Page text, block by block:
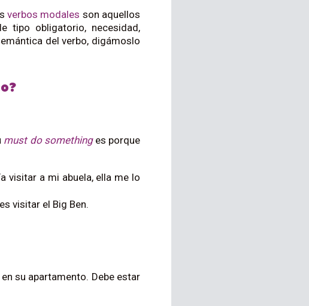
verbos modales son aquellos
tipo obligatorio, necesidad,
del verbo, digámoslo
must do somethinges porque
visitar a mi abuela, ella me lo
visitar el Big Ben.
su apartamento. Debe estar